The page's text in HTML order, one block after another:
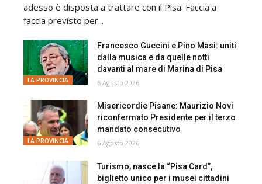
adesso è disposta a trattare con il Pisa. Faccia a
faccia previsto per...
LA PROVINCIA
Francesco Guccini e Pino Masi: uniti
dalla musica e da quelle notti
davanti al mare di Marina di Pisa
6 Agosto 2026
LA PROVINCIA
Misericordie Pisane: Maurizio Novi
riconfermato Presidente per il terzo
mandato consecutivo
6 Agosto 2026
Turismo, nasce la “Pisa Card”,
biglietto unico per i musei cittadini